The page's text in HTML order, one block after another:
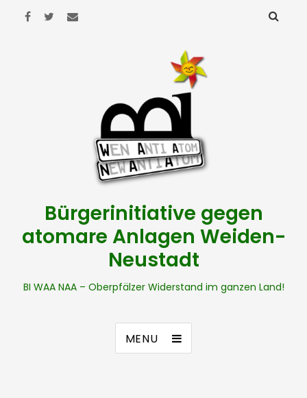
Bürgerinitiative gegen
atomare Anlagen Weiden-
Neustadt
BI WAA NAA – Oberpfälzer Widerstand im ganzen Land!
MENU